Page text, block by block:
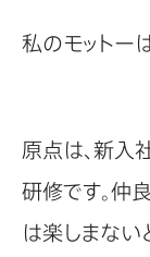
私のモットー
原点は、新入
研修です。仲
は楽しまない